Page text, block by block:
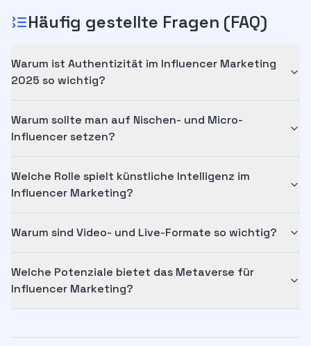
Häufig gestellte Fragen (FAQ)
Warum ist Authentizität im Influencer Marketing
2025 so wichtig?
Warum sollte man auf Nischen- und Micro-
Influencer setzen?
Welche Rolle spielt künstliche Intelligenz im
Influencer Marketing?
Warum sind Video- und Live-Formate so wichtig?
Welche Potenziale bietet das Metaverse für
Influencer Marketing?